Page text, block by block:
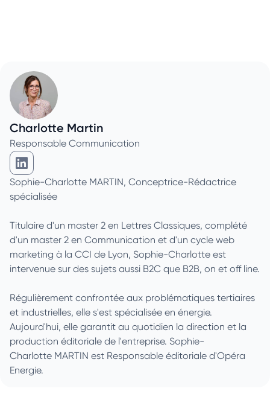
Charlotte Martin
Responsable Communication
Charlotte Martin sur Linkedin
Sophie-Charlotte MARTIN, Conceptrice-Rédactrice
spécialisée
Titulaire d'un master 2 en Lettres Classiques, complété
d'un master 2 en Communication et d'un cycle web
marketing à la CCI de Lyon, Sophie-Charlotte est
intervenue sur des sujets aussi B2C que B2B, on et off line.
Régulièrement confrontée aux problématiques tertiaires
et industrielles, elle s'est spécialisée en énergie.
Aujourd'hui, elle garantit au quotidien la direction et la
production éditoriale de l'entreprise. Sophie-
Charlotte MARTIN est Responsable éditoriale d'Opéra
Energie.